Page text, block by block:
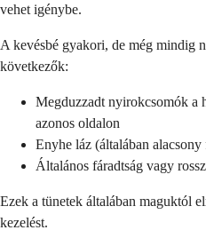
vehet igénybe.
A kevésbé gyakori, de még mindig
következők:
Megduzzadt nyirokcsomók a
azonos oldalon
Enyhe láz (általában
Általános fáradtság vagy
Ezek a tünetek általában maguktól
kezelést.